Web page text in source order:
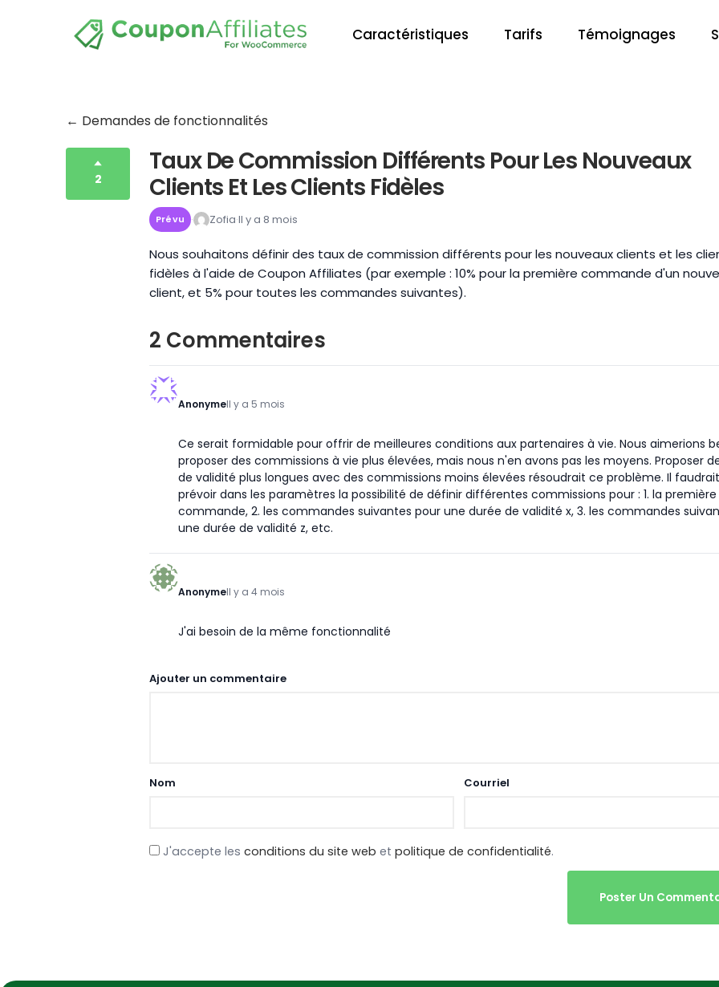
Caractéristiques Tarifs Témoignages
← Demandes de fonctionnalités
2
Taux De Commission Différents Pour Les Nouveaux
Clients Et Les Clients Fidèles
Prévu Zofia Il y a 8 mois
Nous souhaitons définir des taux de commission différents pour les nouveaux clients et les
fidèles à l'aide de Coupon Affiliates (par exemple : 10% pour la première commande d'un
client, et 5% pour toutes les commandes suivantes).
2 Commentaires
AnonymeIl y a 5 mois
Ce serait formidable pour offrir de meilleures conditions aux partenaires à vie. Nous aimerions
proposer des commissions à vie plus élevées, mais nous n'en avons pas les moyens. Proposer
de validité plus longues avec des commissions moins élevées résoudrait ce problème. Il
prévoir dans les paramètres la possibilité de définir différentes commissions pour : 1. la première
commande, 2. les commandes suivantes pour une durée de validité x, 3. les commandes
une durée de validité z, etc.
AnonymeIl y a 4 mois
J'ai besoin de la même fonctionnalité
Ajouter un commentaire
Nom Courriel
J'accepte les conditions du site web et politique de confidentialité.
Poster Un